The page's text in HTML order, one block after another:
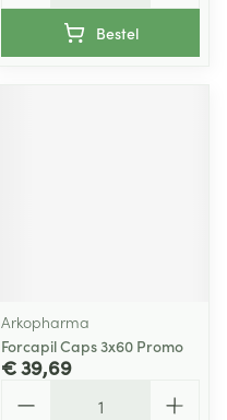
Bestel
Arkopharma
Forcapil Caps 3x60 Promo
€ 39,69